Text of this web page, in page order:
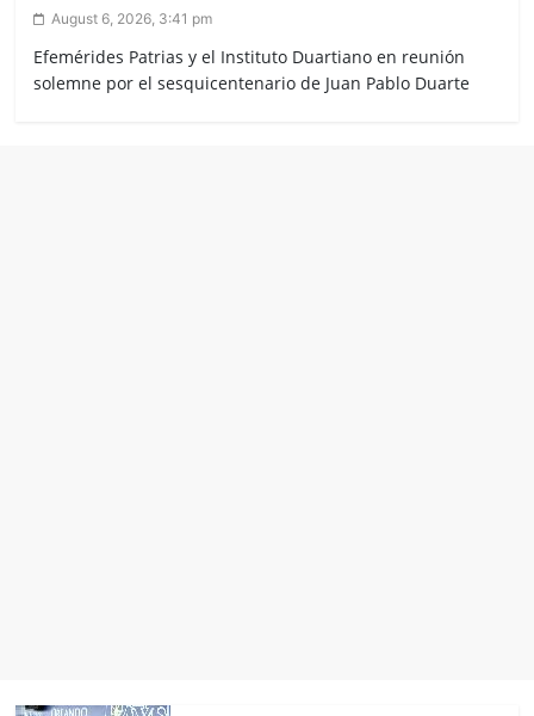
August 6, 2026, 3:41 pm
Efemérides Patrias y el Instituto Duartiano en reunión
solemne por el sesquicentenario de Juan Pablo Duarte